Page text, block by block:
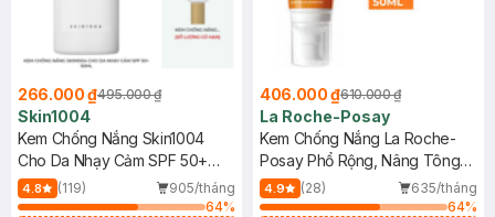
266.000 ₫495.000 ₫
Skin1004
Kem Chống Nắng Skin1004
Cho Da Nhạy Cảm SPF 50+
50ml
4.8 (119)
905/tháng
64%
406.000 ₫610.000 ₫
La Roche-Posay
Kem Chống Nắng La Roche-
Posay Phổ Rộng, Nâng Tông
Kiềm Dầu 50ml
4.9 (28)
635/tháng
64%